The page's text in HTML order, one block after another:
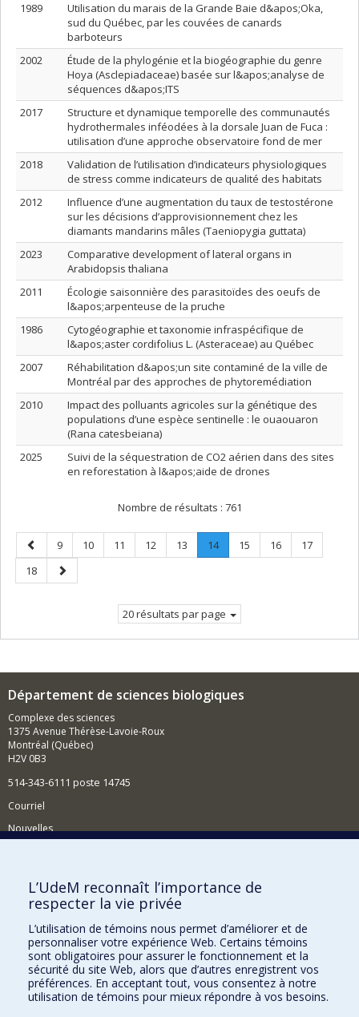
1989
Utilisation du marais de la Grande Baie d&apos;Oka,
sud du Québec, par les couvées de canards
barboteurs
2002
Étude de la phylogénie et la biogéographie du genre
Hoya (Asclepiadaceae) basée sur l&apos;analyse de
séquences d&apos;ITS
2017
Structure et dynamique temporelle des communautés
hydrothermales inféodées à la dorsale Juan de Fuca :
utilisation d’une approche observatoire fond de mer
2018
Validation de l’utilisation d’indicateurs physiologiques
de stress comme indicateurs de qualité des habitats
2012
Influence d’une augmentation du taux de testostérone
sur les décisions d’approvisionnement chez les
diamants mandarins mâles (Taeniopygia guttata)
2023
Comparative development of lateral organs in
Arabidopsis thaliana
2011
Écologie saisonnière des parasitoïdes des oeufs de
l&apos;arpenteuse de la pruche
1986
Cytogéographie et taxonomie infraspécifique de
l&apos;aster cordifolius L. (Asteraceae) au Québec
2007
Réhabilitation d&apos;un site contaminé de la ville de
Montréal par des approches de phytoremédiation
2010
Impact des polluants agricoles sur la génétique des
populations d’une espèce sentinelle : le ouaouaron
(Rana catesbeiana)
2025
Suivi de la séquestration de CO2 aérien dans des sites
en reforestation à l&apos;aide de drones
Nombre de résultats : 761
Page
précédente
Page
9 Page
10 Page
11 Page
12 Page
13 Page
14.
Page
Page
15 Page
16 Page
17
Page
18
Page
suivante
20 résultats par page
Département de sciences biologiques
Complexe des sciences
1375 Avenue Thérèse-Lavoie-Roux
Montréal (Québec)
H2V 0B3
514-343-6111 poste 14745
Courriel
Nouvelles
Comment soutenir le Département?
BESOIN D'AIDE?
Plan du site
Signaler une erreur
Accessibilité
FACULTÉ DES ARTS ET DES SCIENCES
L’UdeM reconnaît l’importance de
respecter la vie privée
L’utilisation de témoins nous permet d’améliorer et de
personnaliser votre expérience Web. Certains témoins
sont obligatoires pour assurer le fonctionnement et la
sécurité du site Web, alors que d’autres enregistrent vos
préférences. En acceptant tout, vous consentez à notre
utilisation de témoins pour mieux répondre à vos besoins.